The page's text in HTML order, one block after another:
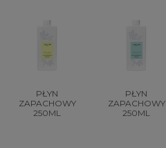
PŁYN
ZAPACHOWY
250ML
PŁYN
ZAPACHOWY
250ML